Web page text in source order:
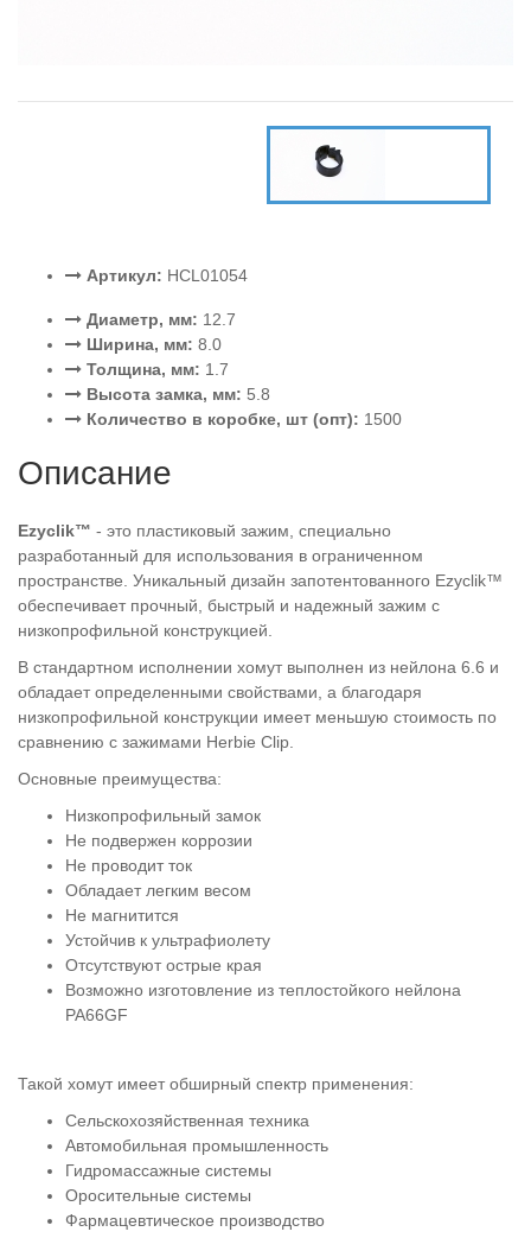
Артикул: HCL01054
Диаметр, мм: 12.7
Ширина, мм: 8.0
Толщина, мм: 1.7
Высота замка, мм: 5.8
Количество в коробке, шт (опт): 1500
Описание
Ezyclik™ - это пластиковый зажим, специально
разработанный для использования в ограниченном
пространстве. Уникальный дизайн запотентованного Ezyclik™
обеспечивает прочный, быстрый и надежный зажим с
низкопрофильной конструкцией.
В стандартном исполнении хомут выполнен из нейлона 6.6 и
обладает определенными свойствами, а благодаря
низкопрофильной конструкции имеет меньшую стоимость по
сравнению с зажимами Herbie Clip.
Основные преимущества:
Низкопрофильный замок
Не подвержен коррозии
Не проводит ток
Обладает легким весом
Не магнитится
Устойчив к ультрафиолету
Отсутствуют острые края
Возможно изготовление из теплостойкого нейлона
PA66GF
Такой хомут имеет обширный спектр применения:
Сельскохозяйственная техника
Автомобильная промышленность
Гидромассажные системы
Оросительные системы
Фармацевтическое производство